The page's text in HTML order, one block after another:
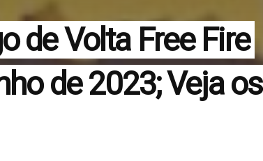
de Volta Free Fire
de 2023; Veja os